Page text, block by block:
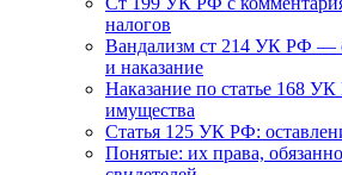
налогов
Вандализм ст 214 УК РФ —
и наказание
Наказание по статье 168
имущества
Статья 125 УК РФ:
Понятые: их права,